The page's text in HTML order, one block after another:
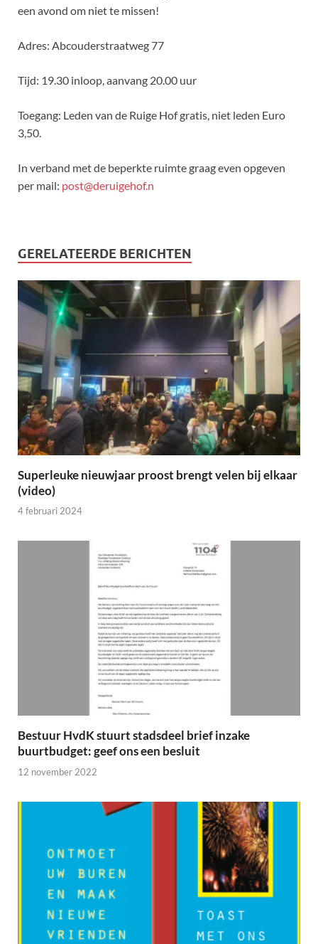
een avond om niet te missen!
Adres: Abcouderstraatweg 77
Tijd: 19.30 inloop, aanvang 20.00 uur
Toegang: Leden van de Ruige Hof gratis, niet leden Euro
3,50.
In verband met de beperkte ruimte graag even opgeven
per mail: post@deruigehof.n
GERELATEERDE BERICHTEN
Superleuke nieuwjaar proost brengt velen bij elkaar
(video)
4 februari 2024
Bestuur HvdK stuurt stadsdeel brief inzake
buurtbudget: geef ons een besluit
12 november 2022